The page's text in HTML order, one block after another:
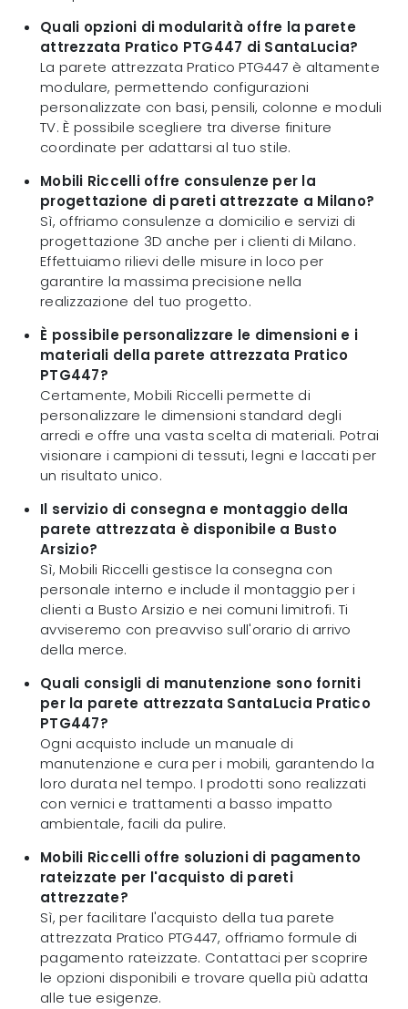
Quali opzioni di modularità offre la parete
attrezzata Pratico PTG447 di SantaLucia?
La parete attrezzata Pratico PTG447 è altamente
modulare, permettendo configurazioni
personalizzate con basi, pensili, colonne e moduli
TV. È possibile scegliere tra diverse finiture
coordinate per adattarsi al tuo stile.
Mobili Riccelli offre consulenze per la
progettazione di pareti attrezzate a Milano?
Sì, offriamo consulenze a domicilio e servizi di
progettazione 3D anche per i clienti di Milano.
Effettuiamo rilievi delle misure in loco per
garantire la massima precisione nella
realizzazione del tuo progetto.
È possibile personalizzare le dimensioni e i
materiali della parete attrezzata Pratico
PTG447?
Certamente, Mobili Riccelli permette di
personalizzare le dimensioni standard degli
arredi e offre una vasta scelta di materiali. Potrai
visionare i campioni di tessuti, legni e laccati per
un risultato unico.
Il servizio di consegna e montaggio della
parete attrezzata è disponibile a Busto
Arsizio?
Sì, Mobili Riccelli gestisce la consegna con
personale interno e include il montaggio per i
clienti a Busto Arsizio e nei comuni limitrofi. Ti
avviseremo con preavviso sull'orario di arrivo
della merce.
Quali consigli di manutenzione sono forniti
per la parete attrezzata SantaLucia Pratico
PTG447?
Ogni acquisto include un manuale di
manutenzione e cura per i mobili, garantendo la
loro durata nel tempo. I prodotti sono realizzati
con vernici e trattamenti a basso impatto
ambientale, facili da pulire.
Mobili Riccelli offre soluzioni di pagamento
rateizzate per l'acquisto di pareti
attrezzate?
Sì, per facilitare l'acquisto della tua parete
attrezzata Pratico PTG447, offriamo formule di
pagamento rateizzate. Contattaci per scoprire
le opzioni disponibili e trovare quella più adatta
alle tue esigenze.